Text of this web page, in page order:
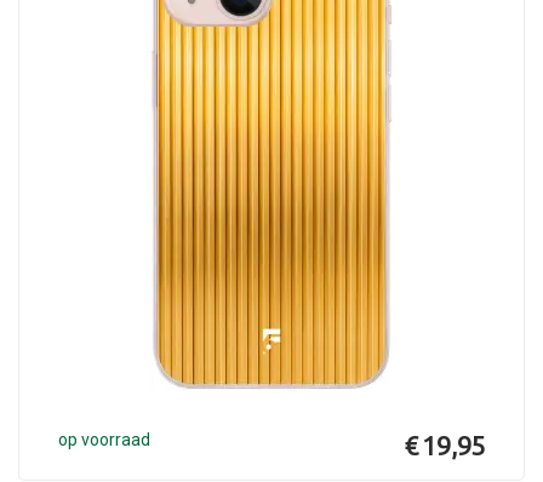
op voorraad € 19,95